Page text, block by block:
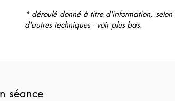
* déroulé donné à titre d'information,
d'autres techniques - voir plus bas.
séance